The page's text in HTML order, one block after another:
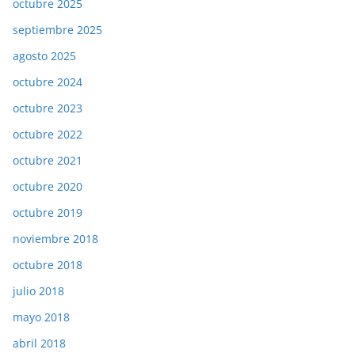
octubre 2025
septiembre 2025
agosto 2025
octubre 2024
octubre 2023
octubre 2022
octubre 2021
octubre 2020
octubre 2019
noviembre 2018
octubre 2018
julio 2018
mayo 2018
abril 2018